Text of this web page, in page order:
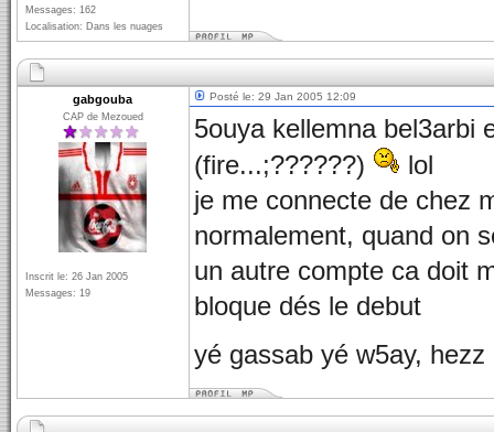
Messages: 162
Localisation: Dans les nuages
gabgouba
CAP de Mezoued
Inscrit le: 26 Jan 2005
Messages: 19
Posté le: 29 Jan 2005 12:09
5ouya kellemna bel3arbi
(fire...;??????)
lol
je me connecte de chez
normalement, quand on
un autre compte ca doit
bloque dés le debut
yé gassab yé w5ay,